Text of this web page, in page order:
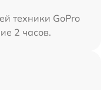
техники GoPro
2 часов.